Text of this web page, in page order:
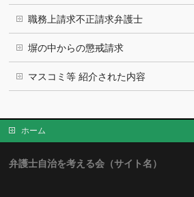
職務上請求不正請求弁護士
塀の中からの懲戒請求
マスコミ等 紹介された内容
ホーム
弁護士自治を考える会（サイト名）